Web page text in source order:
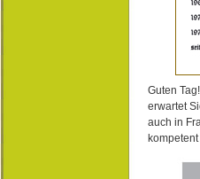
Guten
erwartet
auch in
kompetent